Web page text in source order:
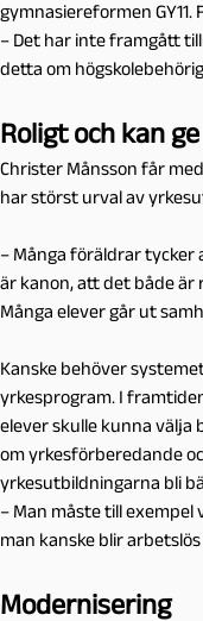
gymnasiereformen
– Det har inte framgått
detta om
Roligt och kan
Christer Månsson får
har störst urval av
– Många föräldrar tycker
är kanon, att det både är
Många elever går ut
Kanske behöver
yrkesprogram. I
elever skulle kunna välja
om yrkesförberedande
yrkesutbildningarna bli
– Man måste till
man kanske blir
Modernisering